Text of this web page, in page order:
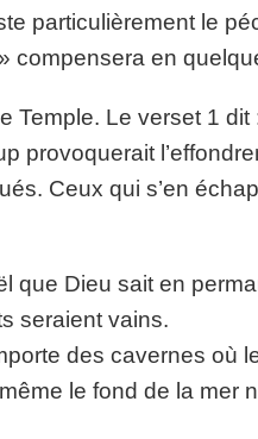
particulièrement le
compensera en
Temple. Le verset 1
provoquerait
Ceux qui s’en
que Dieu sait en
seraient vains.
des cavernes où
le fond de la mer